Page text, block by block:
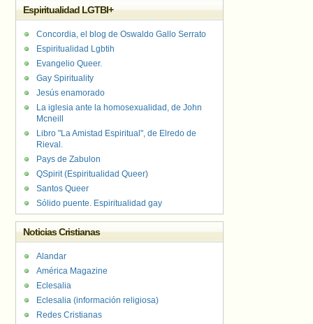
Espiritualidad LGTBI+
Concordia, el blog de Oswaldo Gallo Serrato
Espiritualidad Lgbtih
Evangelio Queer.
Gay Spirituality
Jesús enamorado
La iglesia ante la homosexualidad, de John
Mcneill
Libro "La Amistad Espiritual", de Elredo de
Rieval.
Pays de Zabulon
QSpirit (Espiritualidad Queer)
Santos Queer
Sólido puente. Espiritualidad gay
Noticias Cristianas
Alandar
América Magazine
Eclesalia
Eclesalia (información religiosa)
Redes Cristianas